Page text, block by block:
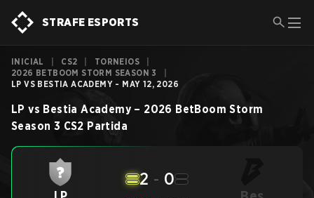
STRAFE ESPORTS
INICIAL CS2 TORNEIOS
2026 BETBOOM STORM SEASON 3
LP VS BESTIA ACADEMY - MAY 12, 2026
LP vs Bestia Academy – 2026 BetBoom Storm
Season 3 CS2 Partida
2 - 0